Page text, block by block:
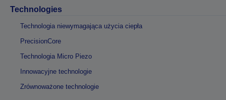
Technologies
Technologia niewymagająca użycia ciepła
PrecisionCore
Technologia Micro Piezo
Innowacyjne technologie
Zrównoważone technologie